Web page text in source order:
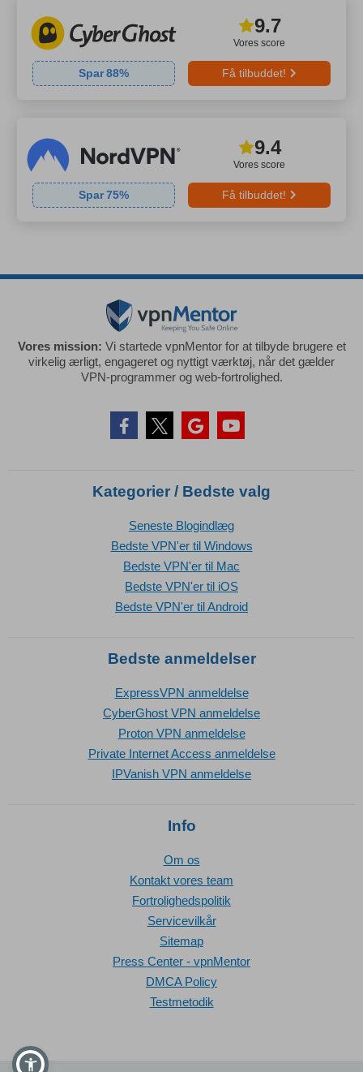
Vores score
9.7
Spar88% Få tilbuddet!
Vores score
9.4
Spar75% Få tilbuddet!
Vores mission: Vi startede vpnMentor for at tilbyde brugere et
virkelig ærligt, engageret og nyttigt værktøj, når det gælder
VPN-programmer og web-fortrolighed.
Kategorier / Bedste valg
Seneste Blogindlæg
Bedste VPN'er til Windows
Bedste VPN'er til Mac
Bedste VPN'er til iOS
Bedste VPN'er til Android
Bedste anmeldelser
ExpressVPN anmeldelse
CyberGhost VPN anmeldelse
Proton VPN anmeldelse
Private Internet Access anmeldelse
IPVanish VPN anmeldelse
Info
Om os
Kontakt vores team
Fortrolighedspolitik
Servicevilkår
Sitemap
Press Center - vpnMentor
DMCA Policy
Testmetodik